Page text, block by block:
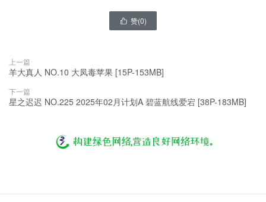
 赞(0)
上一篇
羊大真人 NO.10 大凤毒苹果 [15P-153MB]
下一篇
星之迟迟 NO.225 2025年02月计划A 碧蓝航线爱宕 [38P-183MB]